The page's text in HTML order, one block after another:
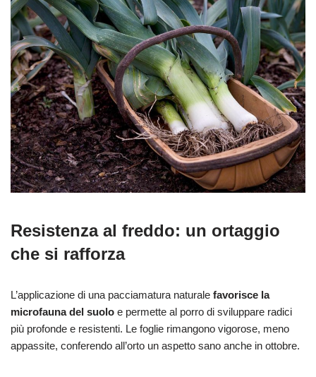
Resistenza al freddo: un ortaggio
che si rafforza
L’applicazione di una pacciamatura naturale favorisce la
microfauna del suolo e permette al porro di sviluppare radici
più profonde e resistenti. Le foglie rimangono vigorose, meno
appassite, conferendo all’orto un aspetto sano anche in ottobre.